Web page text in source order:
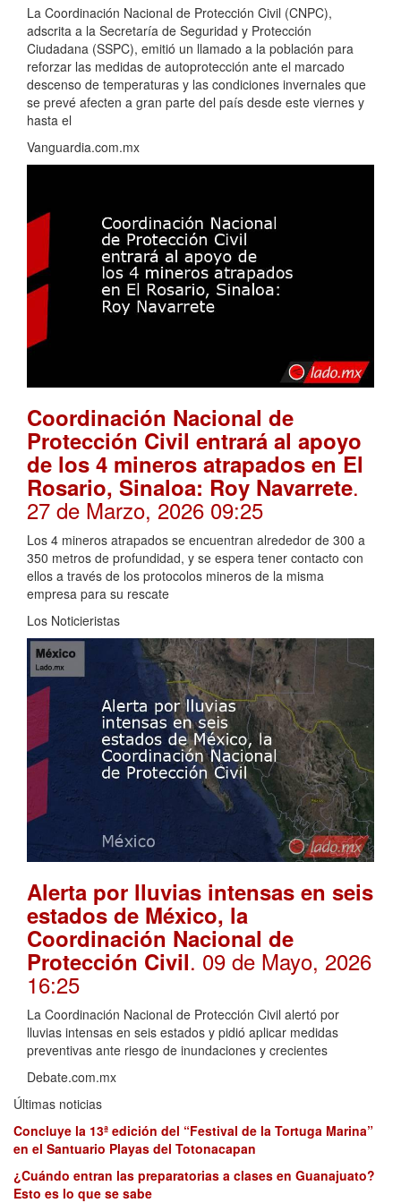
La Coordinación Nacional de Protección Civil (CNPC),
adscrita a la Secretaría de Seguridad y Protección
Ciudadana (SSPC), emitió un llamado a la población para
reforzar las medidas de autoprotección ante el marcado
descenso de temperaturas y las condiciones invernales que
se prevé afecten a gran parte del país desde este viernes y
hasta el
Vanguardia.com.mx
Coordinación Nacional de
Protección Civil entrará al apoyo
de los 4 mineros atrapados en El
Rosario, Sinaloa: Roy Navarrete.
27 de Marzo, 2026 09:25
Los 4 mineros atrapados se encuentran alrededor de 300 a
350 metros de profundidad, y se espera tener contacto con
ellos a través de los protocolos mineros de la misma
empresa para su rescate
Los Noticieristas
Alerta por lluvias intensas en seis
estados de México, la
Coordinación Nacional de
Protección Civil. 09 de Mayo, 2026
16:25
La Coordinación Nacional de Protección Civil alertó por
lluvias intensas en seis estados y pidió aplicar medidas
preventivas ante riesgo de inundaciones y crecientes
Debate.com.mx
Últimas noticias
Concluye la 13ª edición del “Festival de la Tortuga Marina”
en el Santuario Playas del Totonacapan
¿Cuándo entran las preparatorias a clases en Guanajuato?
Esto es lo que se sabe